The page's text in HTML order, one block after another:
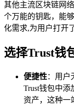
其他主流区块链网
个万能的钥匙，能
化需求,为用户打开
选择Trust钱
便捷性：用户
Trust钱包中添
资产，这种一